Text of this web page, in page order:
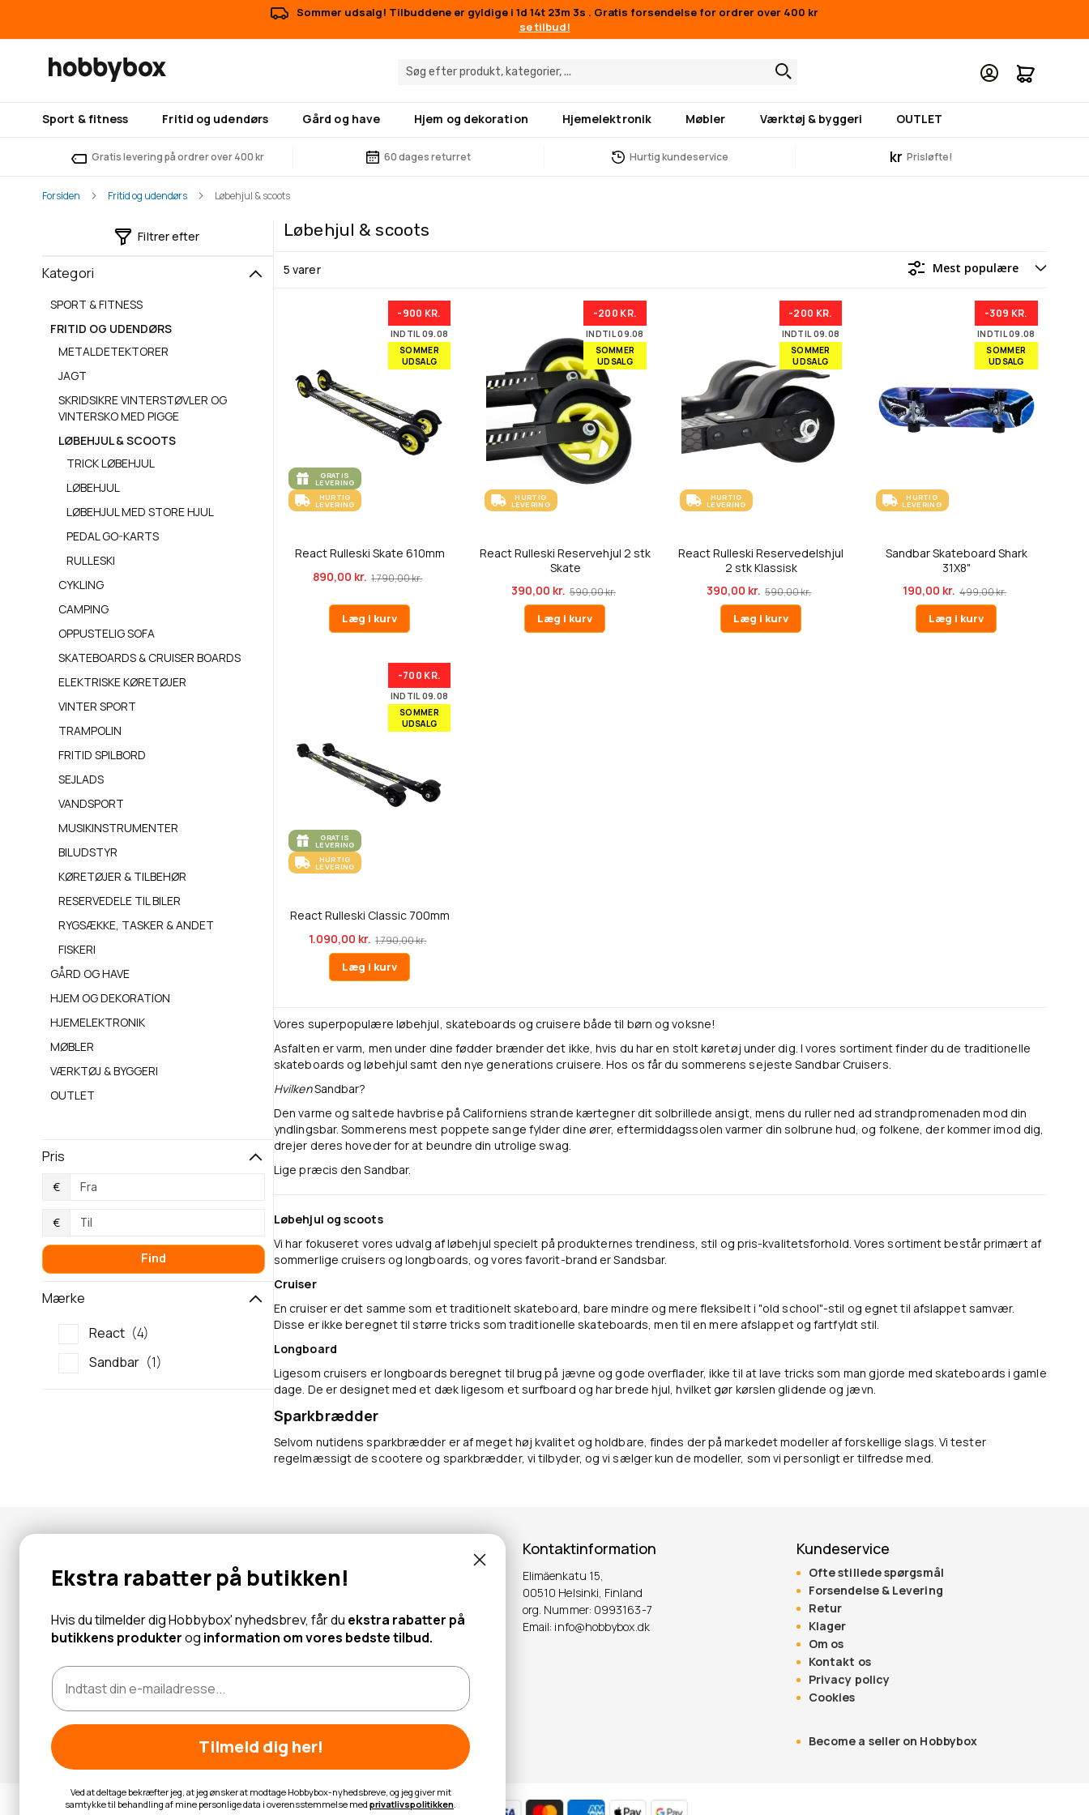
Sommer udsalg! Tilbuddene er gyldige i 1d 14t 23m 2s . Gratis forsendelse for ordrer over 400 kr
se tilbud!
Min
Sport & fitness Fritid og udendørs Gård og have Hjem og dekoration Hjemelektronik Møbler Værktøj & byggeri OUTLET
Gratis levering på ordrer over 400 kr 60 dages returret Hurtig kundeservice kr Prisløfte!
Forsiden Fritid og udendørs Løbehjul & scoots
Løbehjul & scoots
5 varer
-900 KR.
INDTIL 09.08
SOMMER
UDSALG
GRATIS
LEVERING
HURTIG
LEVERING
React Rulleski Skate 610mm
890,00 kr. 1.790,00 kr.
Læg i kurv
-200 KR.
INDTIL 09.08
SOMMER
UDSALG
HURTIG
LEVERING
React Rulleski Reservehjul 2 stk
Skate
390,00 kr. 590,00 kr.
Læg i kurv
-200 KR.
INDTIL 09.08
SOMMER
UDSALG
HURTIG
LEVERING
React Rulleski Reservedelshjul
2 stk Klassisk
390,00 kr. 590,00 kr.
Læg i kurv
-309 KR.
INDTIL 09.08
SOMMER
UDSALG
HURTIG
LEVERING
Sandbar Skateboard Shark
31X8"
190,00 kr. 499,00 kr.
Læg i kurv
-700 KR.
INDTIL 09.08
SOMMER
UDSALG
GRATIS
LEVERING
HURTIG
LEVERING
React Rulleski Classic 700mm
1.090,00 kr. 1.790,00 kr.
Læg i kurv
Vores superpopulære løbehjul, skateboards og cruisere både til børn og voksne!
Asfalten er varm, men under dine fødder brænder det ikke, hvis du har en stolt køretøj under dig. I vores sortiment finder du de traditionelle
skateboards og løbehjul samt den nye generations cruisere. Hos os får du sommerens sejeste Sandbar Cruisers.
HvilkenSandbar?
Den varme og saltede havbrise på Californiens strande kærtegner dit solbrillede ansigt, mens du ruller ned ad strandpromenaden mod din
yndlingsbar. Sommerens mest poppete sange fylder dine ører, eftermiddagssolen varmer din solbrune hud, og folkene, der kommer imod dig,
drejer deres hoveder for at beundre din utrolige swag.
Lige præcis den Sandbar.
Løbehjul og scoots
Vi har fokuseret vores udvalg af løbehjul specielt på produkternes trendiness, stil og pris-kvalitetsforhold. Vores sortiment består primært af
sommerlige cruisers og longboards, og vores favorit-brand er Sandsbar.
Cruiser
En cruiser er det samme som et traditionelt skateboard, bare mindre og mere fleksibelt i "old school"-stil og egnet til afslappet samvær.
Disse er ikke beregnet til større tricks som traditionelle skateboards, men til en mere afslappet og fartfyldt stil.
Longboard
Ligesom cruisers er longboards beregnet til brug på jævne og gode overflader, ikke til at lave tricks som man gjorde med skateboards i gamle
dage. De er designet med et dæk ligesom et surfboard og har brede hjul, hvilket gør kørslen glidende og jævn.
Sparkbrædder
Selvom nutidens sparkbrædder er af meget høj kvalitet og holdbare, findes der på markedet modeller af forskellige slags. Vi tester
regelmæssigt de scootere og sparkbrædder, vi tilbyder, og vi sælger kun de modeller, som vi personligt er tilfredse med.
Filtrer efter
Kategori
SPORT & FITNESS
FRITID OG UDENDØRS
METALDETEKTORER
JAGT
SKRIDSIKRE VINTERSTØVLER OG
VINTERSKO MED PIGGE
LØBEHJUL & SCOOTS
TRICK LØBEHJUL
LØBEHJUL
LØBEHJUL MED STORE HJUL
PEDAL GO-KARTS
RULLESKI
CYKLING
CAMPING
OPPUSTELIG SOFA
SKATEBOARDS & CRUISER BOARDS
ELEKTRISKE KØRETØJER
VINTER SPORT
TRAMPOLIN
FRITID SPILBORD
SEJLADS
VANDSPORT
MUSIKINSTRUMENTER
BILUDSTYR
KØRETØJER & TILBEHØR
RESERVEDELE TIL BILER
RYGSÆKKE, TASKER & ANDET
FISKERI
GÅRD OG HAVE
HJEM OG DEKORATION
HJEMELEKTRONIK
MØBLER
VÆRKTØJ & BYGGERI
OUTLET
Pris
€
€
Find
Mærke
React
4
Sandbar
1
Abonner for at modtage tilbud og information om nye produkter!
OK
Læs mere
Kontaktinformation
Elimäenkatu 15,
00510 Helsinki, Finland
org. Nummer: 0993163-7
Email: info@hobbybox.dk
Kundeservice
Ofte stillede spørgsmål
Forsendelse & Levering
Retur
Klager
Om os
Kontakt os
Privacy policy
Cookies
Become a seller on Hobbybox
Ekstra rabatter på butikken!
Hvis du tilmelder dig Hobbybox' nyhedsbrev, får du ekstra rabatter på
butikkens produkterog information om vores bedste tilbud.
Tilmeld dig her!
Ved at deltage bekræfter jeg, at jeg ønsker at modtage Hobbybox-nyhedsbreve, og jeg giver mit
samtykke til behandling af mine personlige data i overensstemmelse med privatlivspolitikken.